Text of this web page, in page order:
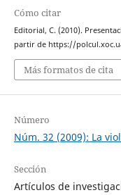
Cómo citar
Editorial, C. (2010).
partir de https://
Más formatos de cita
Número
Núm. 32 (2009): La
Sección
Artículos de